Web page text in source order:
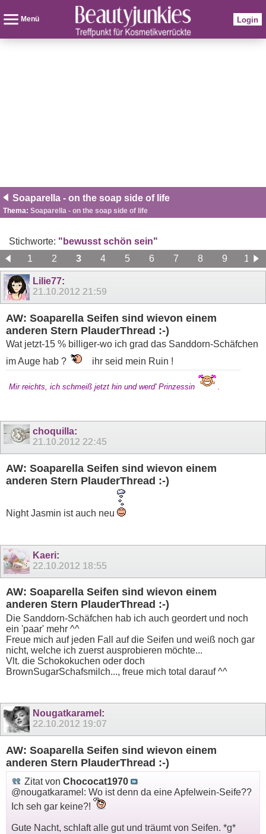
Menü Login
Soaparella - on the soap side of life
Thema: Soaparella - on the soap side of life
Stichworte: "bewusst schön sein"
1
2 3 4 5 6 7 8 9
10
11
12
Lilie77:
21.10.2012 21:59
AW: Soaparella Seifen sind wievon einem
anderen Stern PlauderThread :-)
Wat jetzt-15 % billiger-wo ich grad das Sanddorn-Schäfchen
im Auge hab ?
ihr seid mein Ruin !
Mir reichts, ich schmeiß jetzt hin und werd' Prinzessin .
choquilla:
21.10.2012 22:45
AW: Soaparella Seifen sind wievon einem
anderen Stern PlauderThread :-)
Night Jasmin ist auch neu
Kaeri:
22.10.2012 18:55
AW: Soaparella Seifen sind wievon einem
anderen Stern PlauderThread :-)
Die Sanddorn-Schäfchen hab ich auch geordert und noch
ein 'paar' mehr ^^
Freue mich auf jeden Fall auf die Seifen und weiß noch gar
nicht, welche ich zuerst ausprobieren möchte...
Vlt. die Schokokuchen oder doch
BrownSugarSchafsmilch..., freue mich total darauf ^^
Nougatkaramel :
22.10.2012 19:07
AW: Soaparella Seifen sind wievon einem
anderen Stern PlauderThread :-)
Zitat von Chococat1970
@nougatkaramel: Wo ist denn da eine Apfelwein-Seife??
Ich seh gar keine?!
Gute Nacht, schlaft alle gut und träumt von Seifen. *g*